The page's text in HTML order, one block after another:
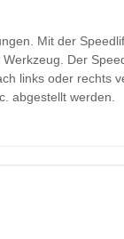
Mit der
Der
links oder rechts
abgestellt werden.